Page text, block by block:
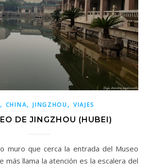
, CHINA,JINGZHOU, VIAJES
DE JINGZHOU (HUBEI)
más llama la atención es la escalera del